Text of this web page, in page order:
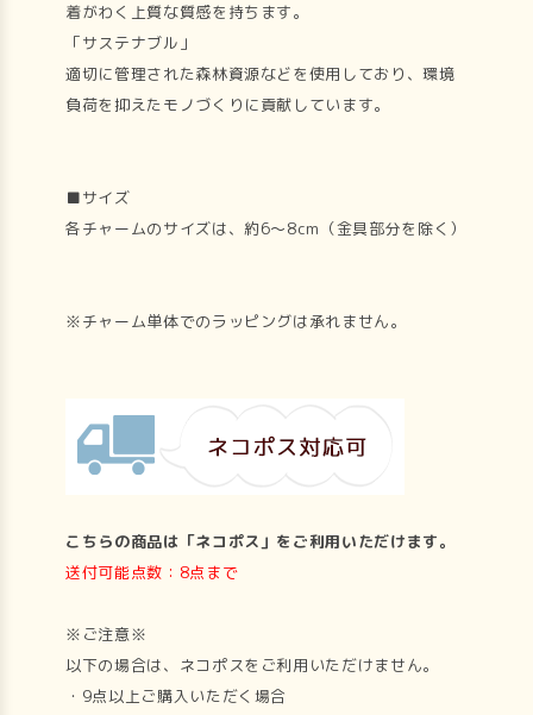
着がわく上質な質感を持ちます。
「サステナブル」
適切に管理された森林資源などを使用しており、環境
負荷を抑えたモノづくりに貢献しています。
■サイズ
各チャームのサイズは、約6～8cm（金具部分を除く）
※チャーム単体でのラッピングは承れません。
こちらの商品は「ネコポス」をご利用いただけます。
送付可能点数：8点まで
※ご注意※
以下の場合は、ネコポスをご利用いただけません。
・9点以上ご購入いただく場合